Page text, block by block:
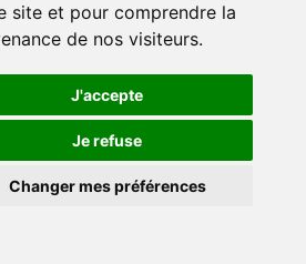
site et pour comprendre la
de nos visiteurs.
J'accepte
Je refuse
Changer mes préférences